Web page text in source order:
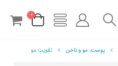
0
پوست، مو و ناخن تقویت مو